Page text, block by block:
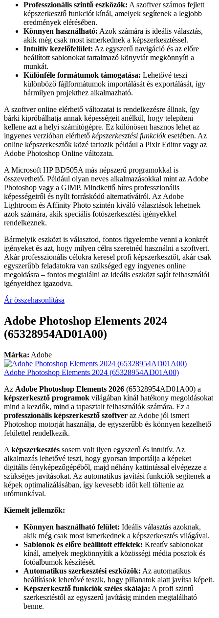
Professzionális szintű eszközök: A szoftver számos fejlett
képszerkesztő funkciót kínál, amelyek segítenek a legjobb
eredmények elérésében.
Könnyen használható: Azok számára is ideális választás,
akik még csak most ismerkednek a képszerkesztéssel.
Intuitív kezelőfelület: Az egyszerű navigáció és az előre
beállított sablonokat tartalmazó könyvtár megkönnyíti a
munkát.
Különféle formátumok támogatása: Lehetővé teszi
különböző fájlformátumok importálását és exportálását, így
bármilyen projekthez alkalmazható.
A szoftver online elérhető változatai is rendelkezésre állnak, így
bárki kipróbálhatja annak képességeit anélkül, hogy telepíteni
kellene azt a helyi számítógépre. Ez különösen hasznos lehet az
ingyenes verzióban elérhető képszerkesztési funkciókesetében. Az
online képszerkesztők közé tartozik például a Pixlr Editor vagy az
Adobe Photoshop Online változata.
A Microsoft HP BD505A más népszerű programokkal is
összevethető. Például olyan neves alkalmazásokkal mint az Adobe
Photoshop vagy a GIMP. Mindkettő híres professzionális
képességeiről és nyílt forráskódú alternatíváiról. Az Adobe
Lightroom és Affinity Photo szintén kiváló választások lehetnek
azok számára, akik speciális fotószerkesztési igényekkel
rendelkeznek.
Bármelyik eszközt is választod, fontos figyelembe venni a konkrét
igényeket és azt, hogy milyen célra szeretnéd használni a szoftvert.
Akár professzionális célokra keresel profi képszerkesztőt, akár csak
egyszerűbb feladatokra van szükséged egy ingyenes online
megoldásra – fontos megtalálni az ideális eszközt saját felhasználói
igényeidhez igazodva.
Ár összehasonlítása
Adobe Photoshop Elements 2024
(65328954AD01A00)
Márka: Adobe
Adobe Photoshop Elements 2024 (65328954AD01A00)
Az Adobe Photoshop Elements 2026 (65328954AD01A00) a
képszerkesztő programok világában kínál hatékony megoldásokat
mind a kezdők, mind a tapasztalt felhasználók számára. Ez a
professzionális képszerkesztő szoftver az Adobe jól ismert
Photoshop motorját használja, de egyszerűbb és könnyen kezelhető
felülettel rendelkezik.
A képszerkesztés sosem volt ilyen egyszerű és intuitív. Az
alkalmazás lehetővé teszi, hogy gyorsan importálja a képeket
digitális fényképezőgépéből, majd néhány kattintással elvégezze a
szükséges javításokat. Az automatikus javítási funkciók segítenek a
képek optimalizálásában, így kevesebb időt kell töltenie az
utómunkával.
Kiemelt jellemzők:
Könnyen használható felület: Ideális választás azoknak,
akik még csak most ismerkednek a képszerkesztés világával.
Sablonok és előre beállított effektek: Kreatív sablonokat
kínál, amelyek megkönnyítik a közösségi média posztok és
fotóalbumok készítését.
Automatikus szerkesztési eszközök: Az automatikus
beállítások lehetővé teszik, hogy pillanatok alatt javítsa képeit.
Képszerkesztő funkciók széles skálája: A profi szintű
szerkesztéstől az egyszerű javításig minden megtalálható
benne.